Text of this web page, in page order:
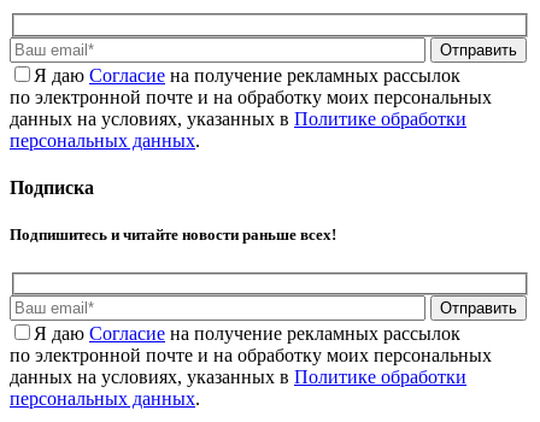
Отправить
Я даю Cогласие на получение рекламных рассылок
по электронной почте и на обработку моих персональных
данных на условиях, указанных в Политике обработки
персональных данных.
Подписка
Подпишитесь и читайте новости раньше всех!
Отправить
Я даю Cогласие на получение рекламных рассылок
по электронной почте и на обработку моих персональных
данных на условиях, указанных в Политике обработки
персональных данных.